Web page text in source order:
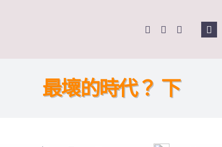
關於我們最壞的時代？ 下